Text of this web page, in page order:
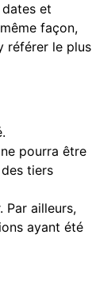
et
façon,
référer le plus
pourra être
tiers
Par ailleurs,
ayant été